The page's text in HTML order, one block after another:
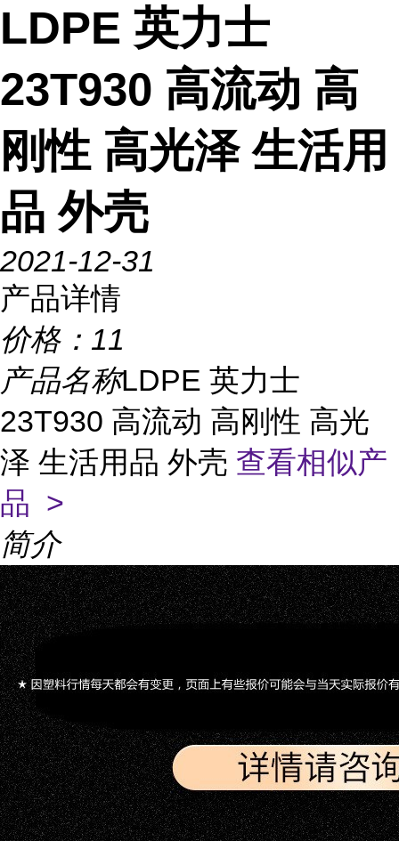
LDPE 英力士
23T930 高流动 高
刚性 高光泽 生活用
品 外壳
2021-12-31
产品详情
价格： 11
产品名称LDPE 英力士
23T930 高流动 高刚性 高光
泽 生活用品 外壳 查看相似产
品 >
简介